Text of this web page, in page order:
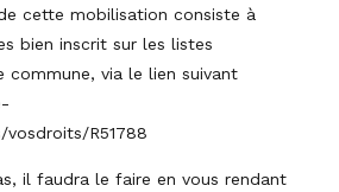
cette mobilisation consiste à
bien inscrit sur les listes
commune, via le lien suivant
R51788
il faudra le faire en vous rendant